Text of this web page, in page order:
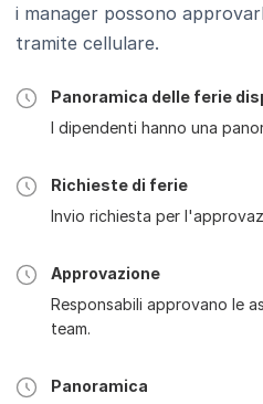
i manager possono
tramite cellulare.
Panoramica delle ferie
I dipendenti hanno una
Richieste di ferie
Invio richiesta per
Approvazione
Responsabili approvano le
team.
Panoramica